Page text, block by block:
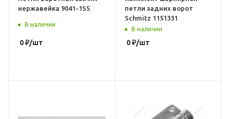
нержавейка 9041-1SS
В наличии
0₽/шт
петли задних ворот
Schmitz 1151331
В наличии
0₽/шт